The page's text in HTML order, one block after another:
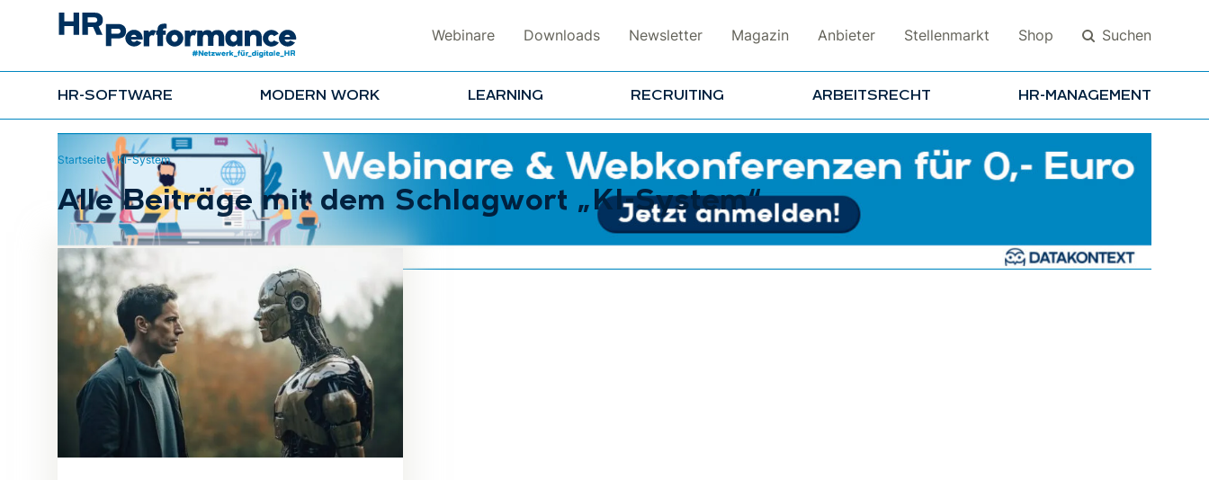
Webinare Downloads Newsletter Magazin Anbieter Stellenmarkt Shop Suchen
HR-SOFTWARE MODERN WORK LEARNING RECRUITING ARBEITSRECHT HR-MANAGEMENT
Suchen
Startseite»KI-System
Alle Beiträge mit dem Schlagwort „KI-System“